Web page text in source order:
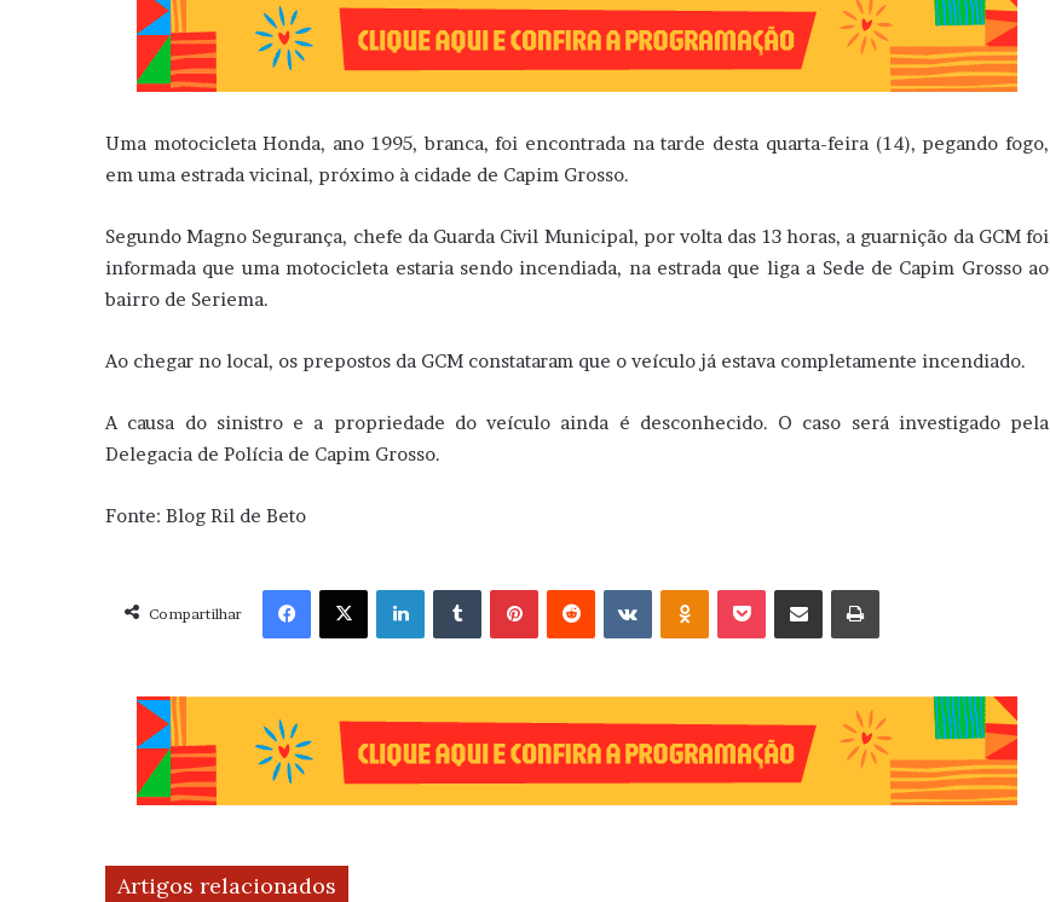
Uma motocicleta Honda, ano 1995, branca, foi encontrada na tarde desta quarta-feira (14), pegando fogo,
em uma estrada vicinal, próximo à cidade de Capim Grosso.
Segundo Magno Segurança, chefe da Guarda Civil Municipal, por volta das 13 horas, a guarnição da GCM foi
informada que uma motocicleta estaria sendo incendiada, na estrada que liga a Sede de Capim Grosso ao
bairro de Seriema.
Ao chegar no local, os prepostos da GCM constataram que o veículo já estava completamente incendiado.
A causa do sinistro e a propriedade do veículo ainda é desconhecido. O caso será investigado pela
Delegacia de Polícia de Capim Grosso.
Fonte: Blog Ril de Beto
Compartilhar
Facebook X Linkedin VK OK
Artigos relacionados